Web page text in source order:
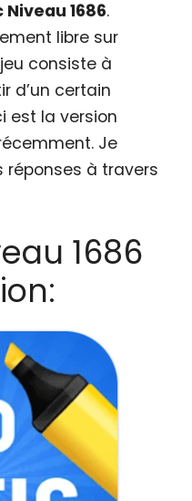
1686.
libre sur
consiste à
d’un certain
est la version
Je
réponses à travers
1686